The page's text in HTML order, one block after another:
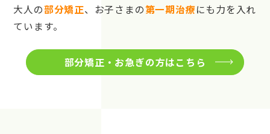
大人の部分矯正、お子さまの第一期治療にも力を入れ
ています。
部分矯正・お急ぎの方はこちら